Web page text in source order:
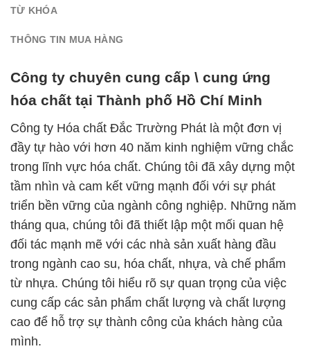
TỪ KHÓA
THÔNG TIN MUA HÀNG
Công ty chuyên cung cấp \ cung ứng
hóa chất tại Thành phố Hồ Chí Minh
Công ty Hóa chất Đắc Trường Phát là một đơn vị
đầy tự hào với hơn 40 năm kinh nghiệm vững chắc
trong lĩnh vực hóa chất. Chúng tôi đã xây dựng một
tầm nhìn và cam kết vững mạnh đối với sự phát
triển bền vững của ngành công nghiệp. Những năm
tháng qua, chúng tôi đã thiết lập một mối quan hệ
đối tác mạnh mẽ với các nhà sản xuất hàng đầu
trong ngành cao su, hóa chất, nhựa, và chế phẩm
từ nhựa. Chúng tôi hiểu rõ sự quan trọng của việc
cung cấp các sản phẩm chất lượng và chất lượng
cao để hỗ trợ sự thành công của khách hàng của
mình.